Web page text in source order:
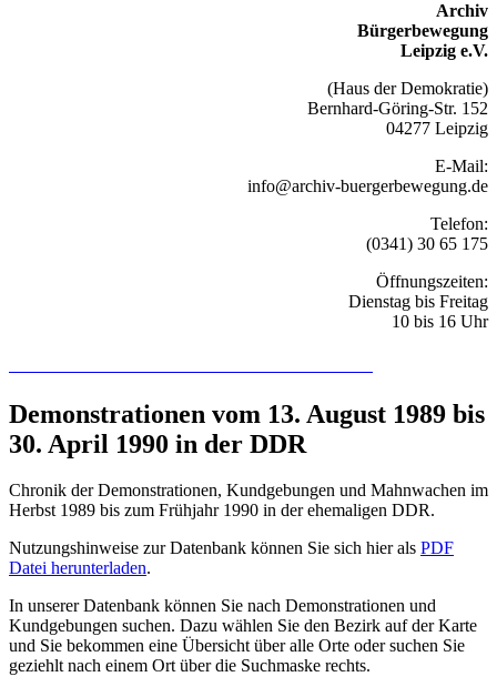
Archiv
Bürgerbewegung
Leipzig e.V.
(Haus der Demokratie)
Bernhard-Göring-Str. 152
04277 Leipzig
E-Mail:
info@archiv-buergerbewegung.de
Telefon:
(0341) 30 65 175
Öffnungszeiten:
Dienstag bis Freitag
10 bis 16 Uhr
Demonstrationen vom 13. August 1989 bis
30. April 1990 in der DDR
Chronik der Demonstrationen, Kundgebungen und Mahnwachen im
Herbst 1989 bis zum Frühjahr 1990 in der ehemaligen DDR.
Nutzungshinweise zur Datenbank können Sie sich hier als PDF
Datei herunterladen.
In unserer Datenbank können Sie nach Demonstrationen und
Kundgebungen suchen. Dazu wählen Sie den Bezirk auf der Karte
und Sie bekommen eine Übersicht über alle Orte oder suchen Sie
geziehlt nach einem Ort über die Suchmaske rechts.